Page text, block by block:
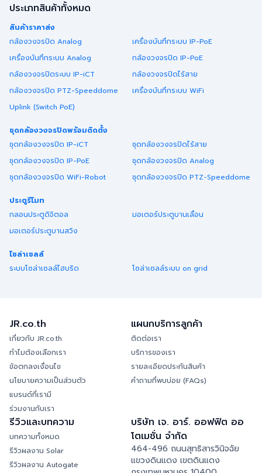
ประเภทสินค้าทั้งหมด
สินค้าราคาส่ง
กล้องวงจรปิด Analog
เครื่องบันทึกระบบ IP-PoE
เครื่องบันทึกระบบ Analog
กล้องวงจรปิด IP-PoE
กล้องวงจรปิดระบบ IP-iCT
กล้องวงจรปิดไร้สาย
กล้องวงจรปิด PTZ-Speeddome
เครื่องบันทึกระบบ WiFi
Uplink (Switch PoE)
ชุดกล้องวงจรปิดพร้อมติดตั้ง
ชุดกล้องวงจรปิด IP-iCT
ชุดกล้องวงจรปิดไร้สาย
ชุดกล้องวงจรปิด IP-PoE
ชุดกล้องวงจรปิด Analog
ชุดกล้องวงจรปิด WiFi-Robot
ชุดกล้องวงจรปิด PTZ-Speeddome
ประตูรีโมท
กลอนประตูดิจิตอล
มอเตอร์ประตูบานเลื่อน
มอเตอร์ประตูบานสวิง
โซล่าเซลล์
ระบบโซล่าเซลล์ไฮบริด
โซล่าเซลล์ระบบ on grid
JR.co.th
เกี่ยวกับ JR.co.th
ทำไมต้องเลือกเรา
ข้อตกลงเงื่อนไข
นโยบายความเป็นส่วนตัว
แบรนด์ที่เรามี
ร่วมงานกับเรา
แผนกบริการลูกค้า
ติดต่อเรา
บริการของเรา
รายละเอียดประกันสินค้า
คำถามที่พบบ่อย (FAQs)
รีวิวและบทความ
บทความทั้งหมด
รีวิวผลงาน Solar
รีวิวผลงาน Autogate
บริษัท เจ. อาร์. ออฟฟิต ออ
โตเมชั่น จำกัด
464-496 ถนนสุทธิสารวินิจฉัย
แขวงดินแดง เขตดินแดง